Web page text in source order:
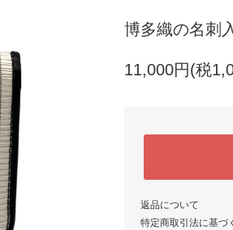
博多織の名刺
11,000円(税
返品について
特定商取引法に基づ